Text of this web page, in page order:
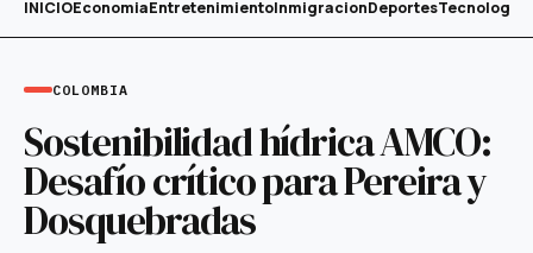
INICIOEconomiaEntretenimientoInmigracionDeportesTecnología
COLOMBIA
Sostenibilidad hídrica AMCO:
Desafío crítico para Pereira y
Dosquebradas